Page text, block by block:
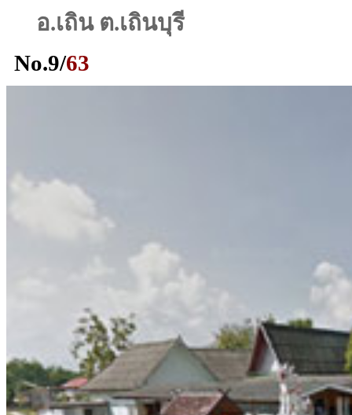
อ.เถิน ต.เถินบุรี
No.9/63